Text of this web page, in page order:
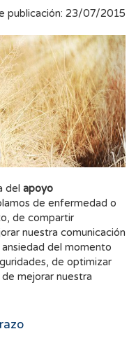
publicación: 23/07/2015
del apoyo
de enfermedad o
de compartir
nuestra comunicación
del momento
de optimizar
mejorar nuestra